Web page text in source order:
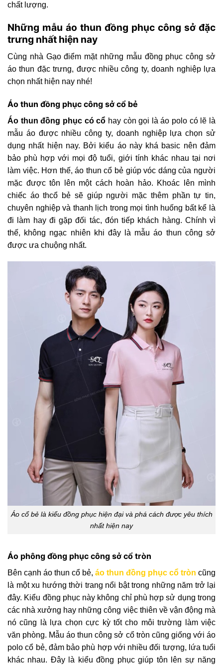
chất lượng.
Những mẫu áo thun đồng phục công sở đặc
trưng nhất hiện nay
Cùng nhà Gạo điểm mặt những mẫu đồng phục công sở
áo thun đặc trưng, được nhiều công ty, doanh nghiệp lựa
chọn nhất hiện nay nhé!
Áo thun đồng phục công sở cổ bẻ
Áo thun đồng phục có cổ hay còn gọi là áo polo có lẽ là
mẫu áo được nhiều công ty, doanh nghiệp lựa chọn sử
dụng nhất hiện nay. Bởi kiểu áo này khá basic nên đảm
bảo phù hợp với mọi độ tuổi, giới tính khác nhau tại nơi
làm việc. Hơn thế, áo thun cổ bẻ giúp vóc dáng của người
mặc được tôn lên một cách hoàn hảo. Khoác lên mình
chiếc áo thcổ bẻ sẽ giúp người mặc thêm phần tự tin,
chuyên nghiệp và thanh lịch trong mọi tình huống bất kể là
đi làm hay đi gặp đối tác, đón tiếp khách hàng. Chính vì
thế, không ngạc nhiên khi đây là mẫu áo thun công sở
được ưa chuộng nhất.
Áo cổ bẻ là kiểu đồng phục hiện đại và phá cách được yêu thích
nhất hiện nay
Áo phông đồng phục công sở cổ tròn
Bên cạnh áo thun cổ bẻ, áo thun đồng phục cổ tròn cũng
là một xu hướng thời trang nổi bật trong những năm trở lại
đây. Kiểu đồng phục này không chỉ phù hợp sử dụng trong
các nhà xưởng hay những công việc thiên về vận động mà
nó cũng là lựa chọn cực kỳ tốt cho môi trường làm việc
văn phòng. Mẫu áo thun công sở cổ tròn cũng giống với áo
polo cổ bẻ, đảm bảo phù hợp với nhiều đối tượng, lứa tuổi
khác nhau. Đây là kiểu đồng phục giúp tôn lên sự năng